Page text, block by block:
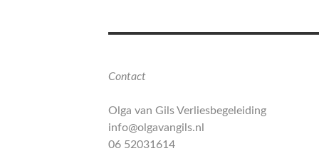
Contact
Olga van Gils Verliesbegeleiding
info@olgavangils.nl
06 52031614